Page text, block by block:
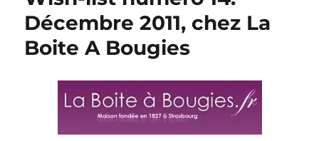
Décembre 2011, chez La
Boite A Bougies